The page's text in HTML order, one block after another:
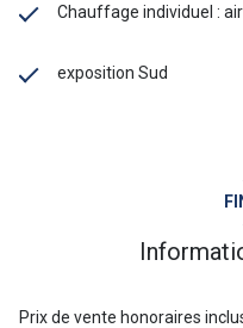
Chauffage individuel :
exposition Sud
Prix de vente honoraires